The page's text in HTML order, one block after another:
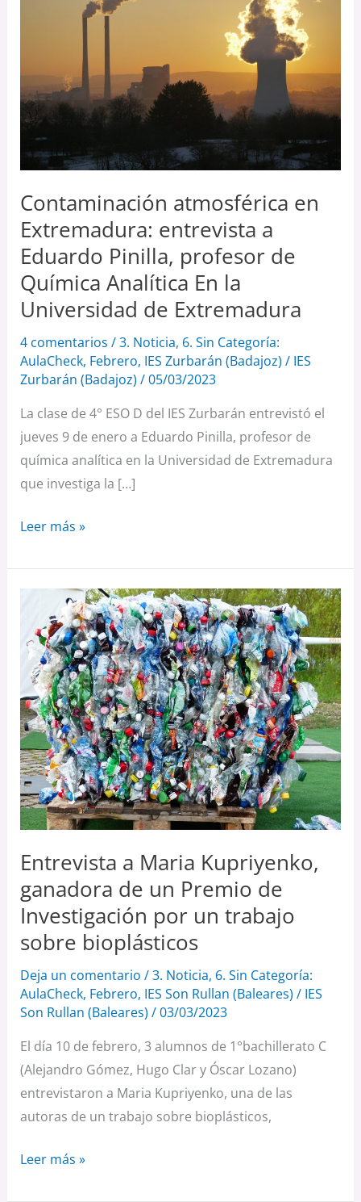
Contaminación atmosférica en
Extremadura: entrevista a
Eduardo Pinilla, profesor de
Química Analítica En la
Universidad de Extremadura
4 comentarios /3. Noticia, 6. Sin Categoría:
AulaCheck, Febrero, IES Zurbarán (Badajoz) / IES
Zurbarán (Badajoz) /05/03/2023
La clase de 4° ESO D del IES Zurbarán entrevistó el
jueves 9 de enero a Eduardo Pinilla, profesor de
química analítica en la Universidad de Extremadura
que investiga la […]
Extremadura:
Eduardo
Pinilla,
profesor
de
Química
Analítica
En
Universidad
de
Extremadura
Leer más »
Entrevista a Maria Kupriyenko,
ganadora de un Premio de
Investigación por un trabajo
sobre bioplásticos
Deja un comentario /3. Noticia, 6. Sin Categoría:
AulaCheck, Febrero, IES Son Rullan (Baleares) / IES
Son Rullan (Baleares) /03/03/2023
El día 10 de febrero, 3 alumnos de 1°bachillerato C
(Alejandro Gómez, Hugo Clar y Óscar Lozano)
entrevistaron a Maria Kupriyenko, una de las
autoras de un trabajo sobre bioplásticos,
Entrevista
Maria
Kupriyenko,
ganadora
de
un
Premio
de
Investigación
por
un
sobre
bioplásticos
Leer más »